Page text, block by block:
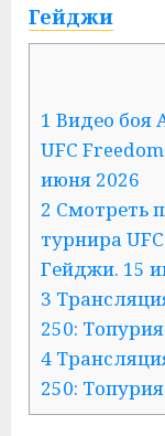
Гейджи
1 Видео боя
UFC
июня 2026
2 Смотреть
турнира
Гейджи. 15
3
250:
4
250: